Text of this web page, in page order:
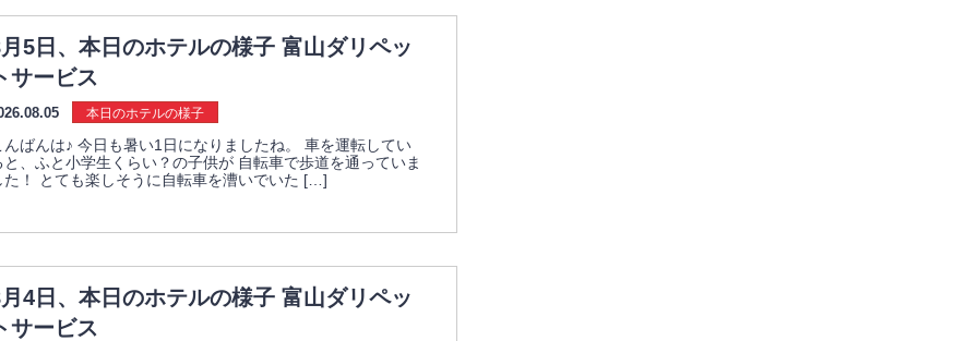
5日、本日のホテルの様子 富山ダリペッ
サービス
本日のホテルの様子
んばんは♪ 今日も暑い1日になりましたね。 車を運転してい
と、ふと小学生くらい？の子供が 自転車で歩道を通っていま
た！ とても楽しそうに自転車を漕いでいた […]
4日、本日のホテルの様子 富山ダリペッ
サービス